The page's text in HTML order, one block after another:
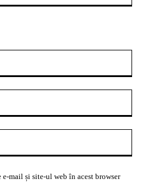
e-mail și site-ul web în acest browser